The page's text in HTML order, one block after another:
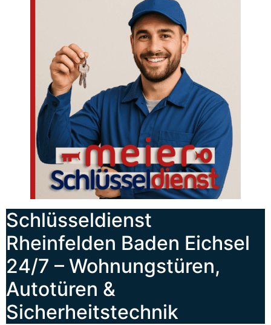
Schlüsseldienst
Rheinfelden Baden Eichsel
24/7 – Wohnungstüren,
Autotüren &
Sicherheitstechnik